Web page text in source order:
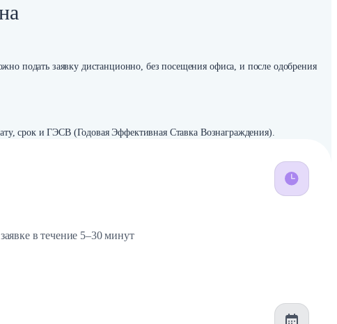
подать заявку дистанционно, без посещения офиса, и после одобрения
срок и ГЭСВ (Годовая Эффективная Ставка Вознаграждения).
в течение 5–30 минут